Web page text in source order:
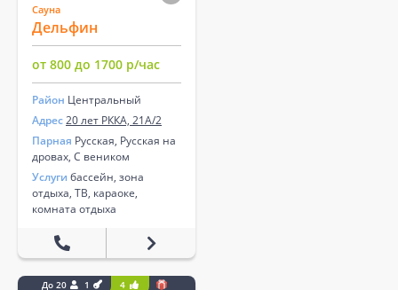
Сауна
Дельфин
от 800 до 1700 р/час
Район Центральный
Адрес20 лет РККА, 21А/2
Парная Русская, Русская на
дровах, С веником
Услуги бассейн, зона
отдыха, ТВ, караоке,
комната отдыха
До 20 1 4